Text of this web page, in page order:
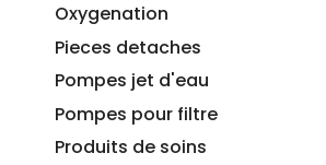
Oxygenation
Pieces detaches
Pompes jet d'eau
Pompes pour filtre
Produits de soins